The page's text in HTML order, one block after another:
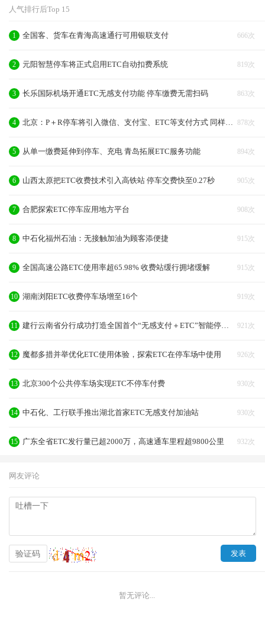
人气排行后Top 15
666次
1 全国客、货车在青海高速通行可用银联支付
819次
2 元阳智慧停车将正式启用ETC自动扣费系统
863次
3 长乐国际机场开通ETC无感支付功能 停车缴费无需扫码
878次
4
894次
5 从单一缴费延伸到停车、充电 青岛拓展ETC服务功能
905次
6 山西太原把ETC收费技术引入高铁站 停车交费快至0.27秒
908次
7 合肥探索ETC停车应用地方平台
915次
8 中石化福州石油：无接触加油为顾客添便捷
915次
9 全国高速公路ETC使用率超65.98% 收费站缓行拥堵缓解
919次
10 湖南浏阳ETC收费停车场增至16个
921次
11
926次
12 魔都多措并举优化ETC使用体验，探索ETC在停车场中使用
930次
13 北京300个公共停车场实现ETC不停车付费
930次
14 中石化、工行联手推出湖北首家ETC无感支付加油站
932次
15 广东全省ETC发行量已超2000万，高速通车里程超9800公里
网友评论
暂无评论...